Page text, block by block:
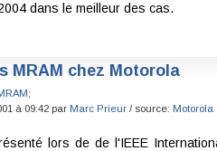
dans le meilleur des cas.
MRAM chez Motorola
;
à 09:42 par Marc Prieur/ source: Motorola
lors de de l'IEEE